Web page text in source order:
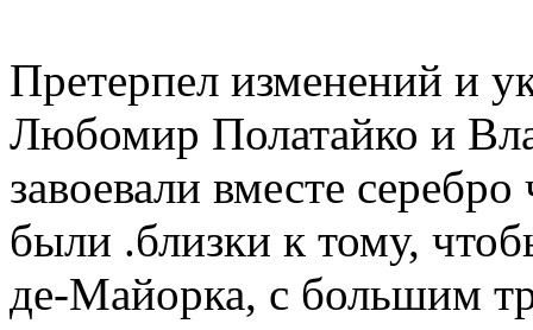
Претерпел изменений и
Любомир Полатайко и
завоевали вместе
были .близки к тому,
де-Майорка, с большим